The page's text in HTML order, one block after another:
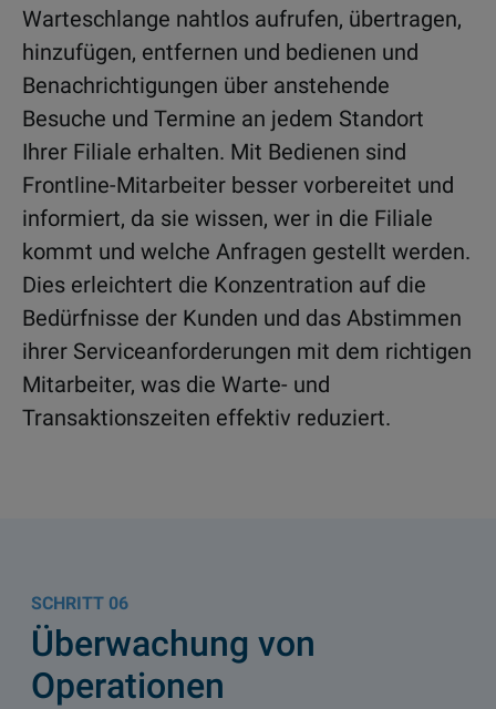
Warteschlange nahtlos aufrufen, übertragen,
hinzufügen, entfernen und bedienen und
Benachrichtigungen über anstehende
Besuche und Termine an jedem Standort
Ihrer Filiale erhalten. Mit Bedienen sind
Frontline-Mitarbeiter besser vorbereitet und
informiert, da sie wissen, wer in die Filiale
kommt und welche Anfragen gestellt werden.
Dies erleichtert die Konzentration auf die
Bedürfnisse der Kunden und das Abstimmen
ihrer Serviceanforderungen mit dem richtigen
Mitarbeiter, was die Warte- und
Transaktionszeiten effektiv reduziert.
06
Überwachung von
Operationen